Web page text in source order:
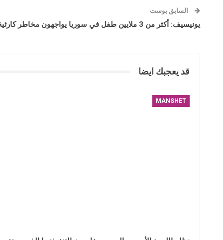
السابق بوست
يونيسيف: أكثر من 3 ملايين طفل في سوريا يواجهون مخاطر كارثية بعد الزلزال
قد يعجبك ايضا
MANSHET